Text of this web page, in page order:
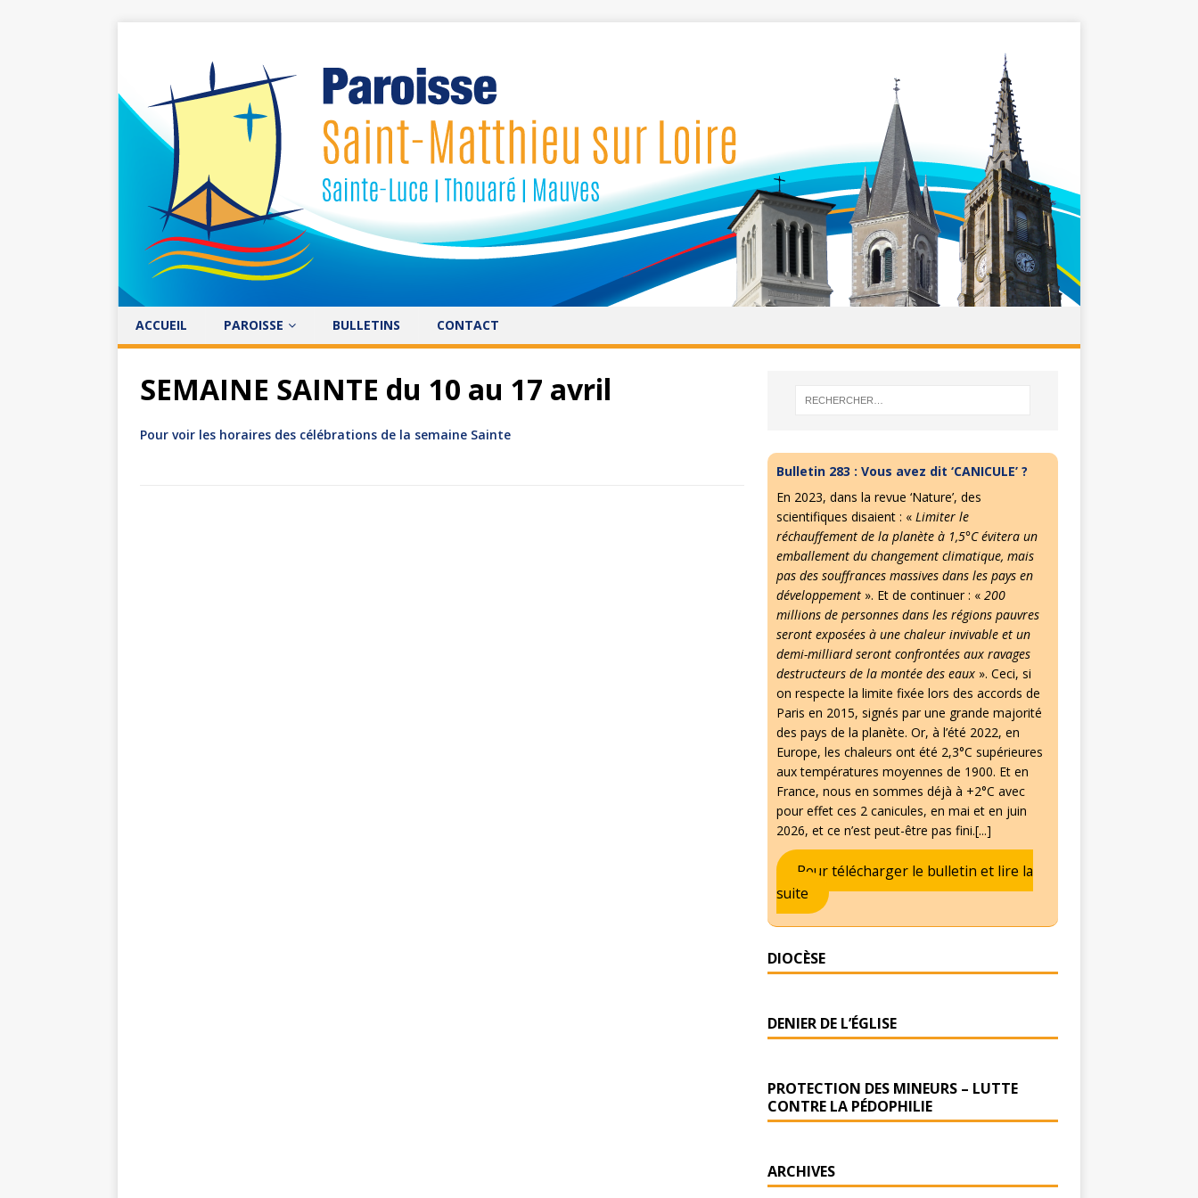
ACCUEIL PAROISSE BULLETINS CONTACT
SEMAINE SAINTE du 10 au 17 avril
Pour voir les horaires des célébrations de la semaine Sainte
Bulletin 283 : Vous avez dit ‘CANICULE’ ?
En 2023, dans la revue ‘Nature’, des
scientifiques disaient : « Limiter le
réchauffement de la planète à 1,5°C évitera un
emballement du changement climatique, mais
pas des souffrances massives dans les pays en
développement». Et de continuer : « 200
millions de personnes dans les régions pauvres
seront exposées à une chaleur invivable et un
demi-milliard seront confrontées aux ravages
destructeurs de la montée des eaux». Ceci, si
on respecte la limite fixée lors des accords de
Paris en 2015, signés par une grande majorité
des pays de la planète. Or, à l’été 2022, en
Europe, les chaleurs ont été 2,3°C supérieures
aux températures moyennes de 1900. Et en
France, nous en sommes déjà à +2°C avec
pour effet ces 2 canicules, en mai et en juin
2026, et ce n’est peut-être pas fini.[...]
Pour télécharger le bulletin et lire la
suite
DIOCÈSE
DENIER DE L’ÉGLISE
PROTECTION DES MINEURS – LUTTE
CONTRE LA PÉDOPHILIE
ARCHIVES